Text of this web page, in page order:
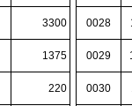
3300 0028
1375 0029
220 0030